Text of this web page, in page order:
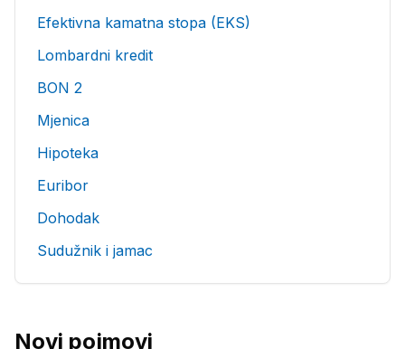
Efektivna kamatna stopa (EKS)
Lombardni kredit
BON 2
Mjenica
Hipoteka
Euribor
Dohodak
Sudužnik i jamac
Novi pojmovi